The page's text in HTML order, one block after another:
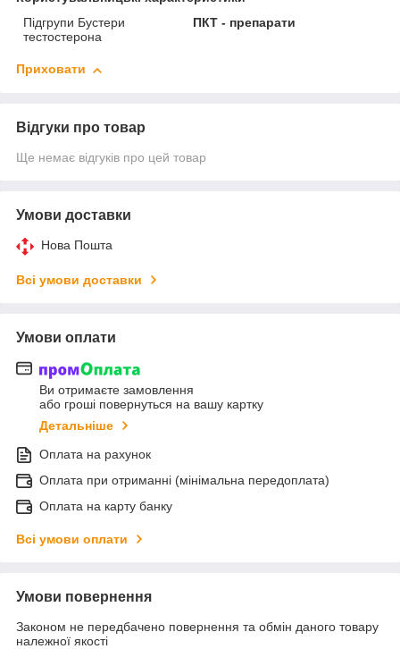
Підгрупи Бустери
тестостерона
ПКТ - препарати
Приховати
Відгуки про товар
Ще немає відгуків про цей товар
Умови доставки
Нова Пошта
Всі умови доставки
Умови оплати
Ви отримаєте замовлення
або гроші повернуться на вашу картку
Детальніше
Оплата на рахунок
Оплата при отриманні (мінімальна передоплата)
Оплата на карту банку
Всі умови оплати
Умови повернення
Законом не передбачено повернення та обмін даного товару
належної якості